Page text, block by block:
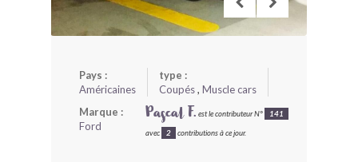
Pays :
Américaines
type :
Coupés, Muscle cars
Marque :
Ford
Pascal F. est le contributeur N° 141
avec 2 contributions à ce jour.